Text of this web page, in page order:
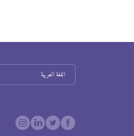
اللغة العربية